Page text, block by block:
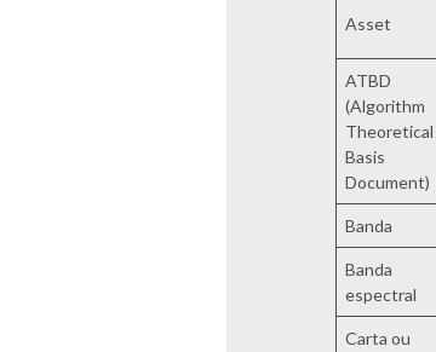
Asset
ATBD
(Algorithm
Theoretical
Basis
Document)
Banda
Banda
espectral
Carta ou